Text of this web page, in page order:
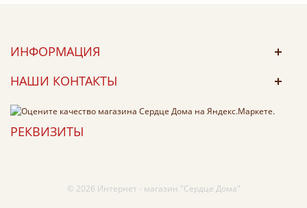
ИНФОРМАЦИЯ
НАШИ КОНТАКТЫ
РЕКВИЗИТЫ
© 2026 Интернет - магазин "Сердце Дома"